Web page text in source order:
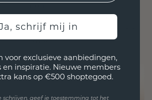
om de tand des tijds te
jouw symbool van liefde en
bedoeld om voor altijd te
en gekoesterd.
schrijf mij in
voor exclusieve aanbiedingen,
en inspiratie. Nieuwe members
kans op €500 shoptegoed.
schrijven, geef je toestemming tot het